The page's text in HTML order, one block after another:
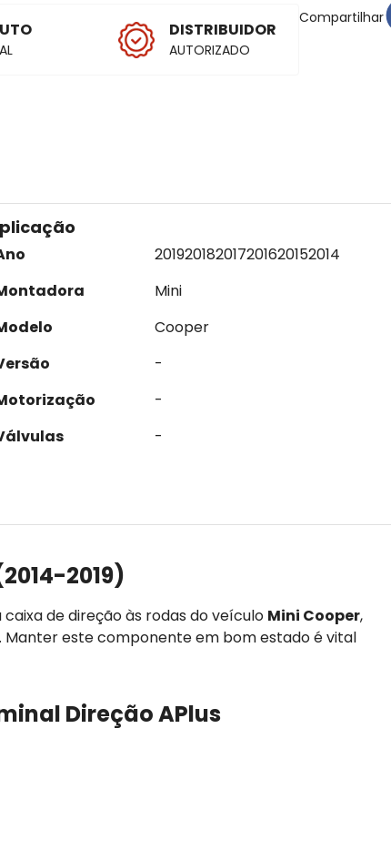
DISTRIBUIDOR
AUTORIZADO
Compartilhar
201920182017201620152014
Mini
Cooper
-
-
-
2019)
de direção às rodas do veículo Mini Cooper,
este componente em bom estado é vital
Direção APlus